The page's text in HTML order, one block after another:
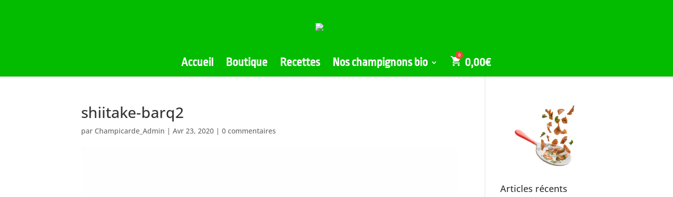
Accueil Boutique Recettes Nos champignons bio 0,00€
shiitake-barq2
par Champicarde_Admin | Avr 23, 2020 | 0 commentaires
Articles récents